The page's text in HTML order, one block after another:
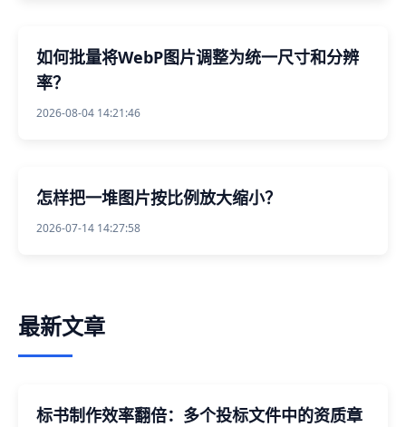
如何批量将WebP图片调整为统一尺寸和分辨
率？
2026-08-04 14:21:46
怎样把一堆图片按比例放大缩小？
2026-07-14 14:27:58
最新文章
标书制作效率翻倍：多个投标文件中的资质章